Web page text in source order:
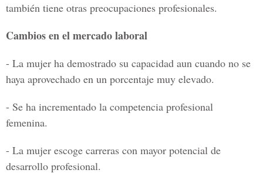
también tiene otras preocupaciones profesionales.
Cambios en el mercado laboral
- La mujer ha demostrado su capacidad aun cuando no se
haya aprovechado en un porcentaje muy elevado.
- Se ha incrementado la competencia profesional
femenina.
- La mujer escoge carreras con mayor potencial de
desarrollo profesional.